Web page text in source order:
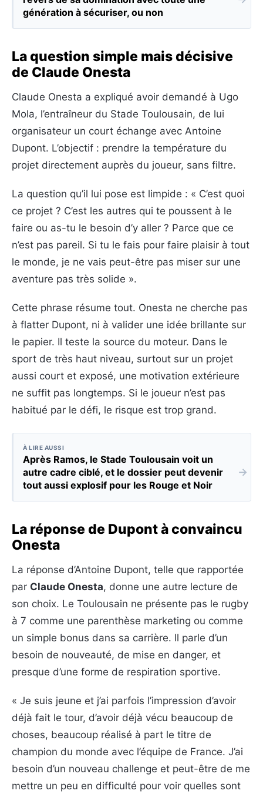
génération à sécuriser, ou non
La question simple mais décisive
de Claude Onesta
Claude Onesta a expliqué avoir demandé à Ugo
Mola, l’entraîneur du Stade Toulousain, de lui
organisateur un court échange avec Antoine
Dupont. L’objectif : prendre la température du
projet directement auprès du joueur, sans filtre.
La question qu’il lui pose est limpide : « C’est quoi
ce projet ? C’est les autres qui te poussent à le
faire ou as-tu le besoin d’y aller ? Parce que ce
n’est pas pareil. Si tu le fais pour faire plaisir à tout
le monde, je ne vais peut-être pas miser sur une
aventure pas très solide ».
Cette phrase résume tout. Onesta ne cherche pas
à flatter Dupont, ni à valider une idée brillante sur
le papier. Il teste la source du moteur. Dans le
sport de très haut niveau, surtout sur un projet
aussi court et exposé, une motivation extérieure
ne suffit pas longtemps. Si le joueur n’est pas
habitué par le défi, le risque est trop grand.
À LIRE AUSSI
Après Ramos, le Stade Toulousain voit un
autre cadre ciblé, et le dossier peut devenir
tout aussi explosif pour les Rouge et Noir
→
La réponse de Dupont à convaincu
Onesta
La réponse d’Antoine Dupont, telle que rapportée
par Claude Onesta, donne une autre lecture de
son choix. Le Toulousain ne présente pas le rugby
à 7 comme une parenthèse marketing ou comme
un simple bonus dans sa carrière. Il parle d’un
besoin de nouveauté, de mise en danger, et
presque d’une forme de respiration sportive.
« Je suis jeune et j’ai parfois l’impression d’avoir
déjà fait le tour, d’avoir déjà vécu beaucoup de
choses, beaucoup réalisé à part le titre de
champion du monde avec l’équipe de France. J’ai
besoin d’un nouveau challenge et peut-être de me
mettre un peu en difficulté pour voir quelles sont